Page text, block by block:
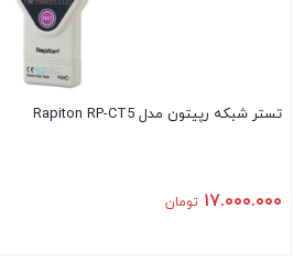
تستر شبکه رپیتون مدل Rapiton RP-CT5
۱۷.۰۰۰.۰۰۰ تومان